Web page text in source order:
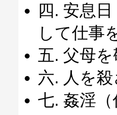
四. 安息
して仕事
五. 父母
六. 人を
七. 姦淫